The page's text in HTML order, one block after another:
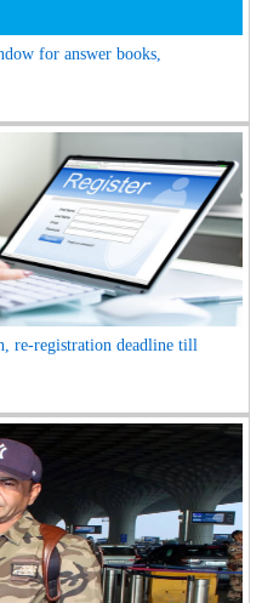
for answer books,
re-registration deadline till